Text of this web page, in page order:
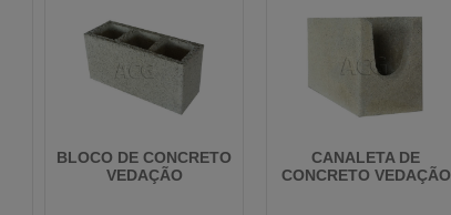
BLOCO DE CONCRETO
VEDAÇÃO
CANALETA DE
CONCRETO VEDAÇÃO